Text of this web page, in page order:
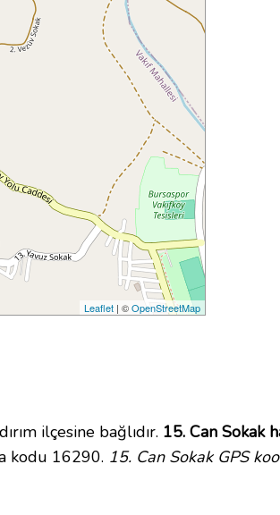
Leaflet | ©OpenStreetMap
ilçesine bağlıdır. 15. Can Sokak
kodu 16290. 15. Can Sokak GPS